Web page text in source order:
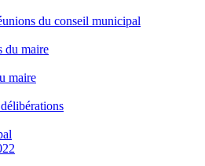
du conseil municipal
du maire
maire